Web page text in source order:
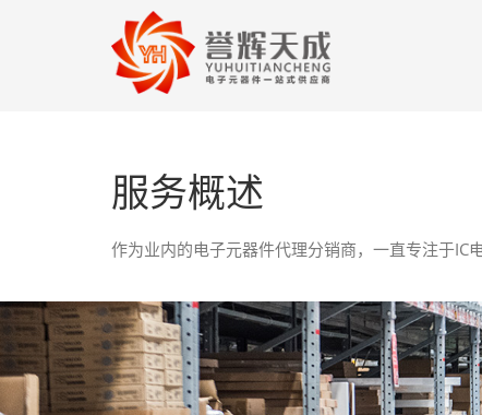
服务概述
作为业内的电子元器件代理分销商，一直专注于IC